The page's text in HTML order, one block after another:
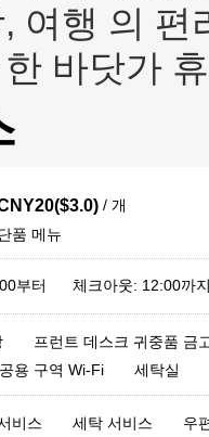
여행 의
바닷가
/ 개
품 메뉴
부터 체크아웃: 12:00까
프런트 데스크 귀중품 금
공용 구역 Wi-Fi 세탁실
비스 세탁 서비스
우